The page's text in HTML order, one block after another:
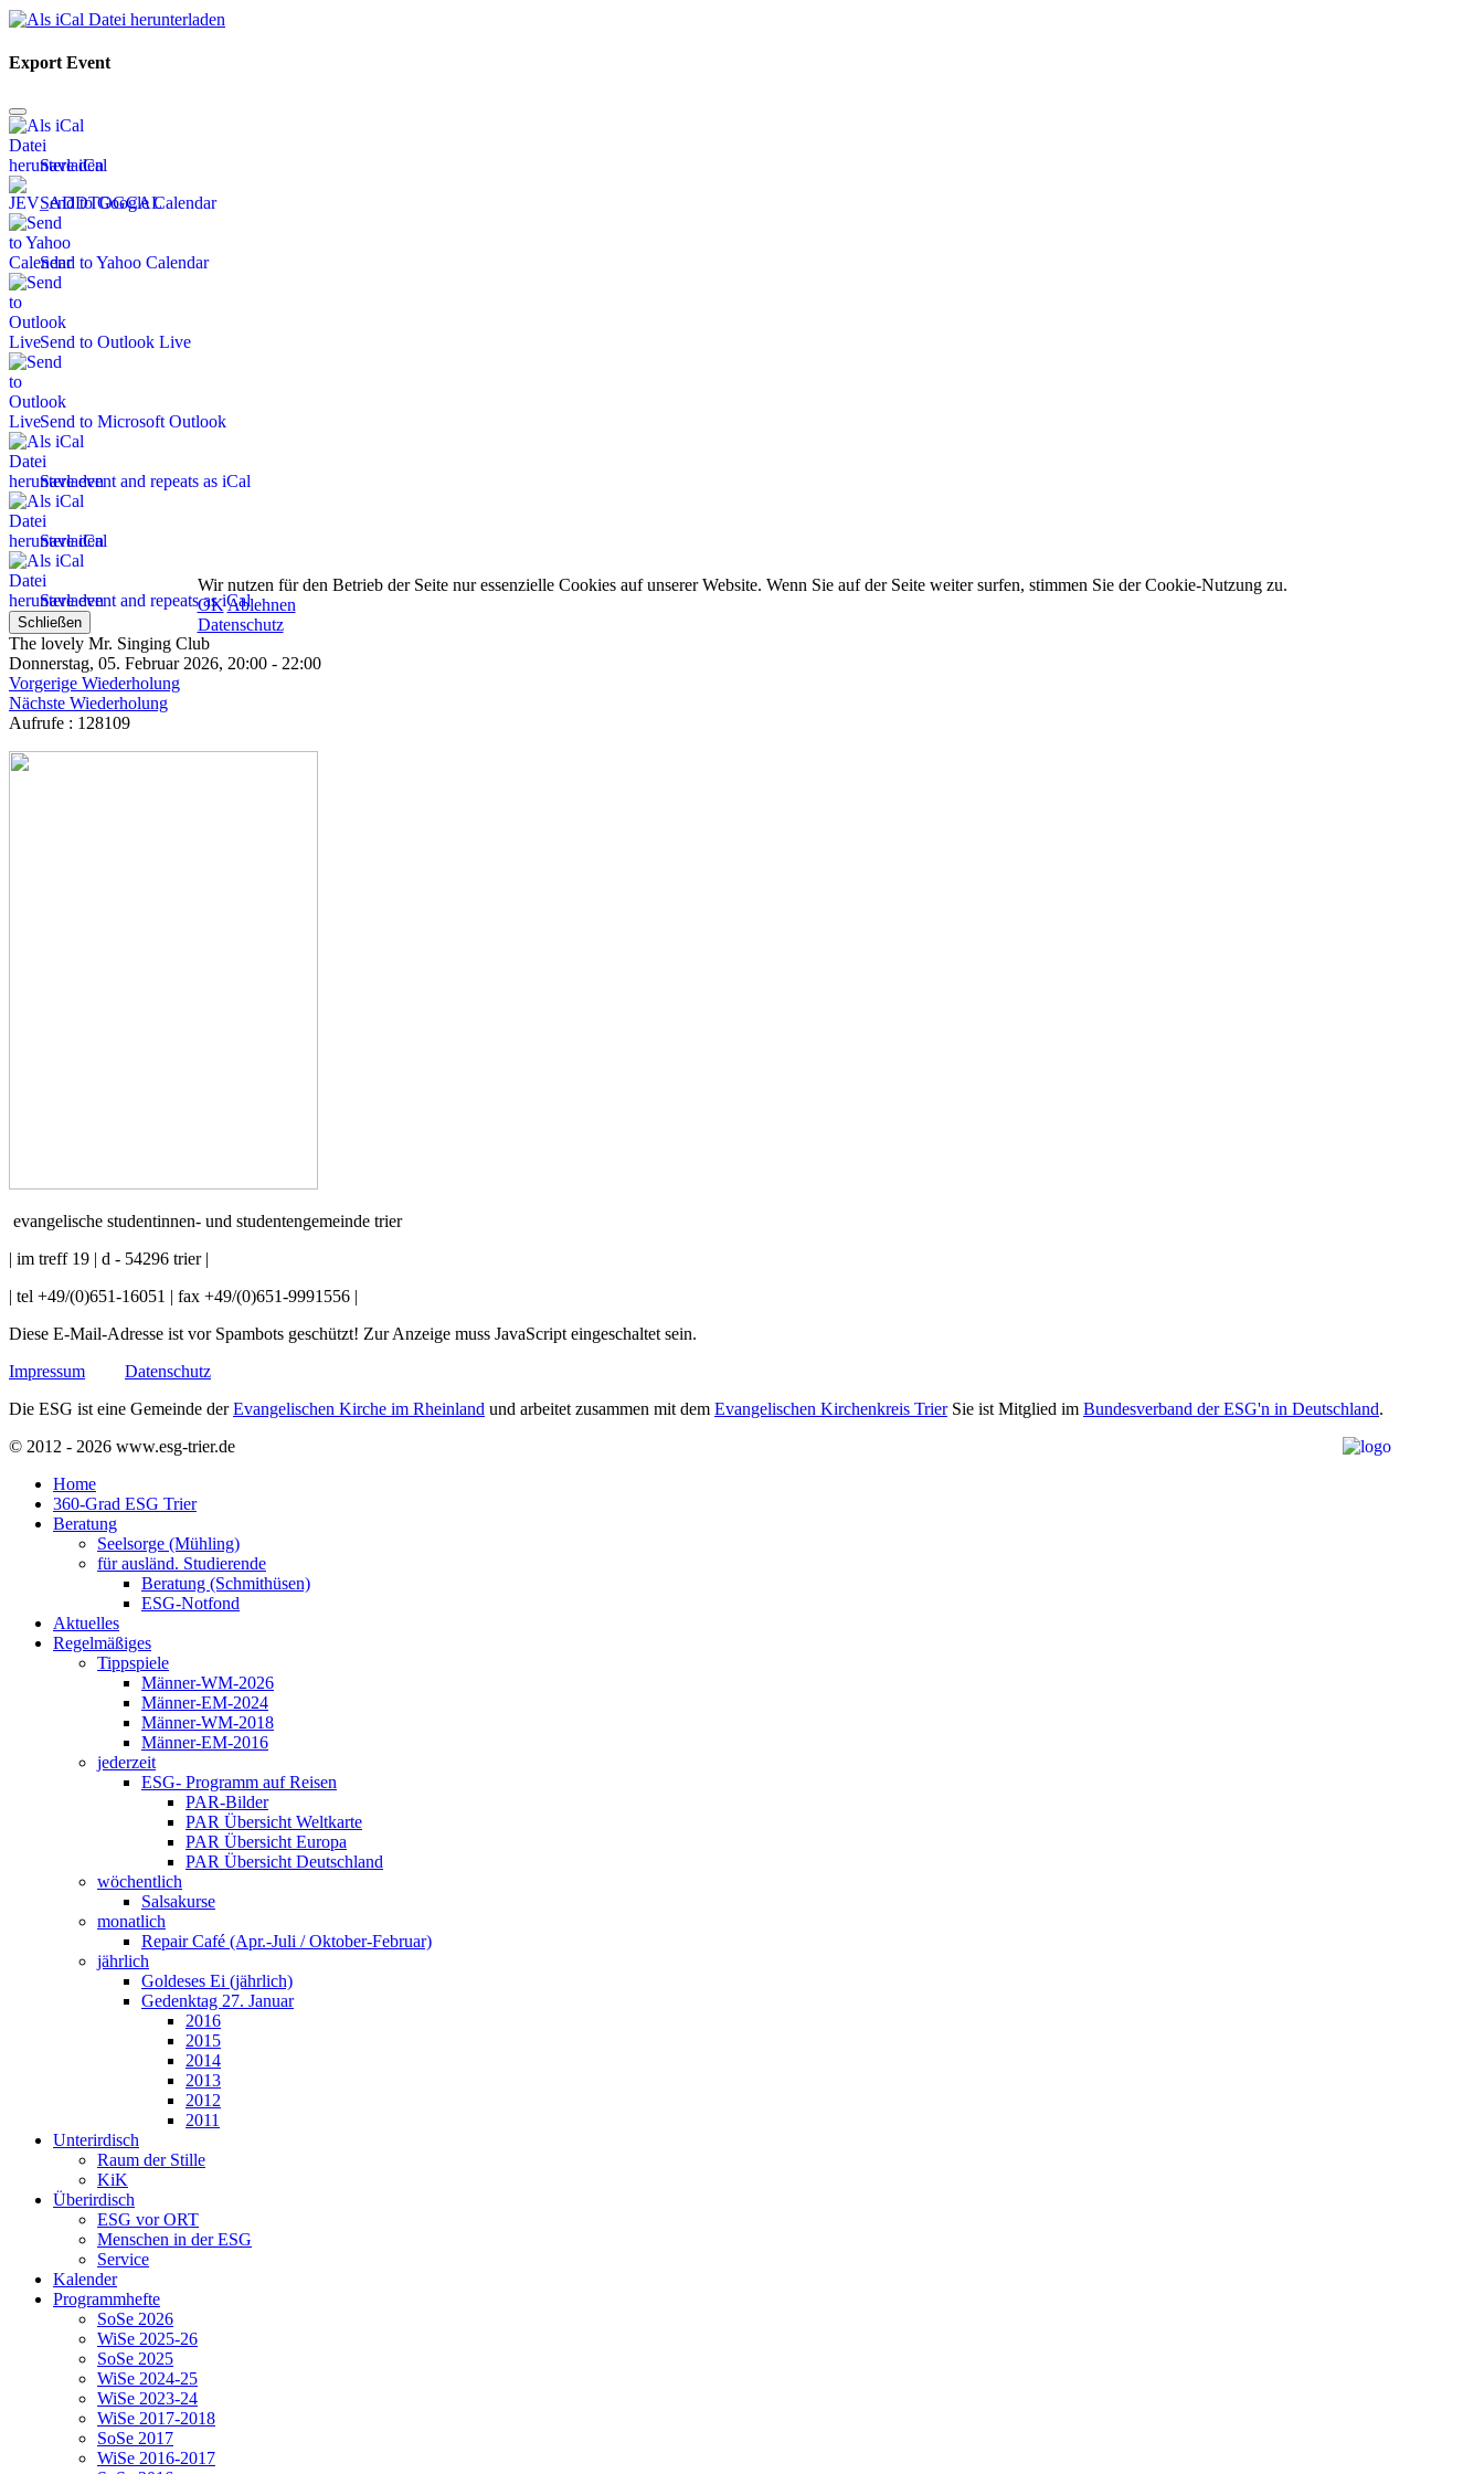
Export Event
Save iCal
Send to Google Calendar
Send to Yahoo Calendar
Send to Outlook Live
Send to Microsoft Outlook
Save event and repeats as iCal
Save iCal
Save event and repeats as iCal
Schließen
The lovely Mr. Singing Club
Donnerstag, 05. Februar 2026, 20:00 - 22:00
Vorgerige Wiederholung
Nächste Wiederholung
Aufrufe : 128109
evangelische studentinnen- und studentengemeinde trier
| im treff 19 | d - 54296 trier |
| tel +49/(0)651-16051 | fax +49/(0)651-9991556 |
Diese E-Mail-Adresse ist vor Spambots geschützt! Zur Anzeige muss JavaScript eingeschaltet sein.
Impressum
Datenschutz
Die ESG ist eine Gemeinde derEvangelischen Kirche im Rheinland und arbeitet zusammen mit dem Evangelischen Kirchenkreis TrierSie ist Mitglied im Bundesverband der ESG'n in Deutschland.
© 2012 - 2026 www.esg-trier.de
Home
360-Grad ESG Trier
Beratung
Seelsorge (Mühling)
für ausländ. Studierende
Beratung (Schmithüsen)
ESG-Notfond
Aktuelles
Regelmäßiges
Tippspiele
Männer-WM-2026
Männer-EM-2024
Männer-WM-2018
Männer-EM-2016
jederzeit
ESG- Programm auf Reisen
PAR-Bilder
PAR Übersicht Weltkarte
PAR Übersicht Europa
PAR Übersicht Deutschland
wöchentlich
Salsakurse
monatlich
Repair Café (Apr.-Juli / Oktober-Februar)
jährlich
Goldeses Ei (jährlich)
Gedenktag 27. Januar
2016
2015
2014
2013
2012
2011
Unterirdisch
Raum der Stille
KiK
Überirdisch
ESG vor ORT
Menschen in der ESG
Service
Kalender
Programmhefte
SoSe 2026
WiSe 2025-26
SoSe 2025
WiSe 2024-25
WiSe 2023-24
WiSe 2017-2018
SoSe 2017
WiSe 2016-2017
Wir nutzen für den Betrieb der Seite nur essenzielle Cookies auf unserer Website. Wenn Sie auf der Seite weiter surfen, stimmen Sie der Cookie-Nutzung zu.
OKAblehnen
Datenschutz